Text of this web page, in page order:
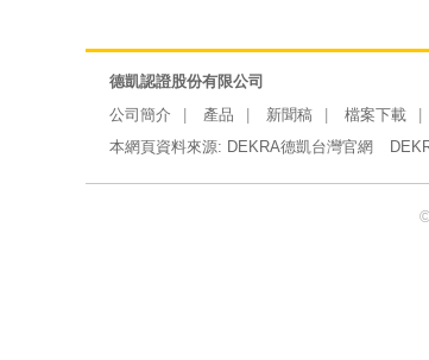
德凱認證股份有限公司
公司簡介
產品 新聞稿
檔案下載
本網頁資料來源: DEKRA德凱台灣官網